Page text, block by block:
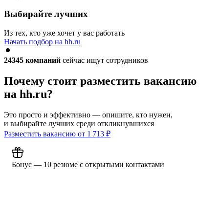
Выбирайте лучших
Из тех, кто уже хочет у вас работать
Начать подбор на hh.ru
24345 компаний сейчас ищут сотрудников
Почему стоит разместить вакансию
на hh.ru?
Это просто и эффективно — опишите, кто нужен,
и выбирайте лучших среди откликнувшихся
Разместить вакансию от 1 713 ₽
Бонус — 10 резюме с открытыми контактами